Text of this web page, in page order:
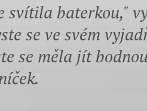
svítila baterkou,"
se ve svém
se měla jít